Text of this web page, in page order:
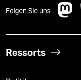
Folgen Sie uns
Ressorts